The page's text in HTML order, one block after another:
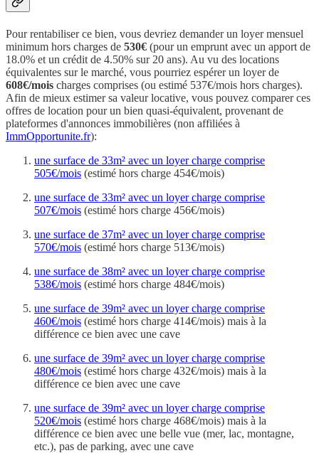
Pour rentabiliser ce bien, vous devriez demander un loyer mensuel
minimum hors charges de 530€ (pour un emprunt avec un apport de
18.0% et un crédit de 4.50% sur 20 ans). Au vu des locations
équivalentes sur le marché, vous pourriez espérer un loyer de
608€/mois charges comprises (ou estimé 537€/mois hors charges).
Afin de mieux estimer sa valeur locative, vous pouvez comparer ces
offres de location pour un bien quasi-équivalent, provenant de
plateformes d'annonces immobilières (non affiliées à
ImmOpportunite.fr):
une surface de 33m² avec un loyer charge comprise
505€/mois (estimé hors charge 454€/mois)
une surface de 33m² avec un loyer charge comprise
507€/mois (estimé hors charge 456€/mois)
une surface de 37m² avec un loyer charge comprise
570€/mois (estimé hors charge 513€/mois)
une surface de 38m² avec un loyer charge comprise
538€/mois (estimé hors charge 484€/mois)
une surface de 39m² avec un loyer charge comprise
460€/mois (estimé hors charge 414€/mois) mais à la
différence ce bien avec une cave
une surface de 39m² avec un loyer charge comprise
480€/mois (estimé hors charge 432€/mois) mais à la
différence ce bien avec une cave
une surface de 39m² avec un loyer charge comprise
520€/mois (estimé hors charge 468€/mois) mais à la
différence ce bien avec une belle vue (mer, lac, montagne,
etc.), pas de parking, avec une cave